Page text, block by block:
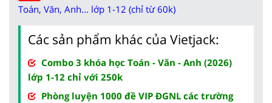
Toán, Văn, Anh... lớp 1-12 (chỉ từ 60k)
Các sản phẩm khác của Vietjack:
Combo 3 khóa học Toán - Văn - Anh (2026)
lớp 1-12 chỉ với 250k
Phòng luyện 1000 đề VIP ĐGNL các trường